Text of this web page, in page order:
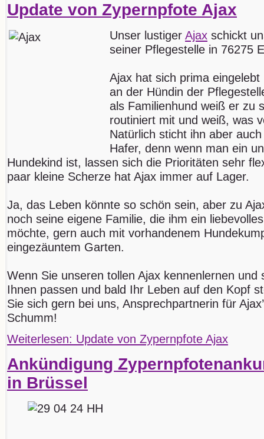
Update von Zypernpfote Ajax
Unser lustiger Ajax schickt
seiner Pflegestelle in 76275
Ajax hat sich prima
an der Hündin der
als Familienhund weiß er zu
routiniert mit und weiß, was
Natürlich sticht ihn aber
Hafer, denn wenn man ein
Hundekind ist, lassen sich die Prioritäten sehr
paar kleine Scherze hat Ajax immer auf Lager.
Ja, das Leben könnte so schön sein, aber zu
noch seine eigene Familie, die ihm ein
möchte, gern auch mit vorhandenem
eingezäuntem Garten.
Wenn Sie unseren tollen Ajax kennenlernen
Ihnen passen und bald Ihr Leben auf den Kopf
Sie sich gern bei uns, Ansprechpartnerin für
Schumm!
Weiterlesen: Update von Zypernpfote Ajax
Ankündigung
in Brüssel